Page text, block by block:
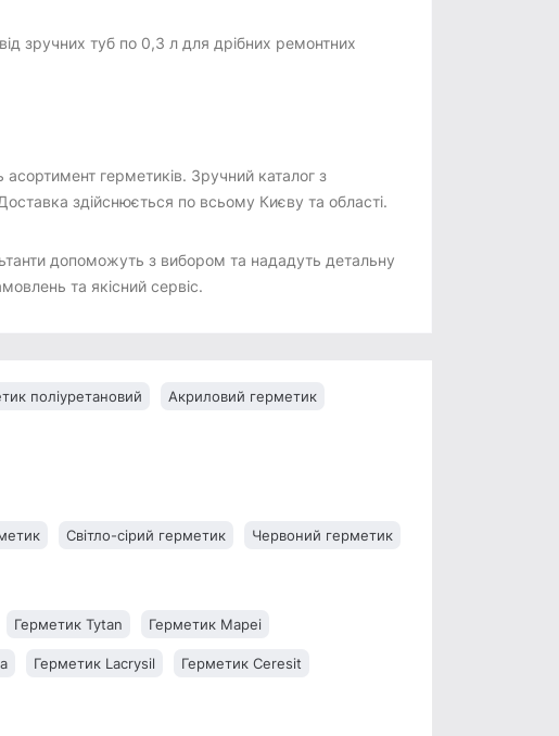
зручних туб по 0,3 л для дрібних ремонтних
асортимент герметиків. Зручний каталог з
здійснюється по всьому Києву та області.
допоможуть з вибором та нададуть детальну
та якісний сервіс.
поліуретановий Акриловий герметик
Світло-сірий герметик Червоний герметик
Герметик Tytan Герметик Mapei
Герметик Lacrysil Герметик Ceresit